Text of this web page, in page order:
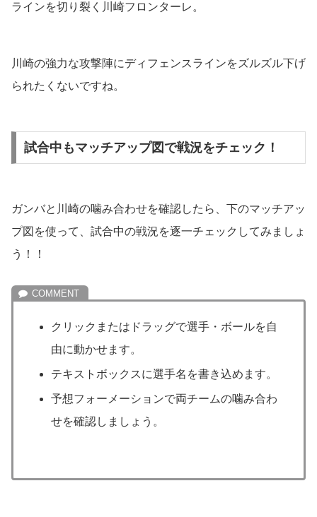
ラインを切り裂く川崎フロンターレ。
川崎の強力な攻撃陣にディフェンスラインをズルズル下げ
られたくないですね。
試合中もマッチアップ図で戦況をチェック！
ガンバと川崎の噛み合わせを確認したら、下のマッチアッ
プ図を使って、試合中の戦況を逐一チェックしてみましょ
う！！
クリックまたはドラッグで選手・ボールを自
由に動かせます。
テキストボックスに選手名を書き込めます。
予想フォーメーションで両チームの噛み合わ
せを確認しましょう。